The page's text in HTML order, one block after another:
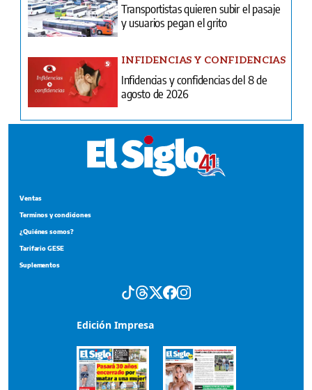
Transportistas quieren subir el pasaje
y usuarios pegan el grito
INFIDENCIAS Y CONFIDENCIAS
Infidencias y confidencias del 8 de
agosto de 2026
Ventas
Terminos y condiciones
¿Quiénes somos?
Tarifario GESE
Suplementos
Edición Impresa